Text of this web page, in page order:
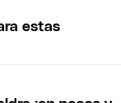
estas